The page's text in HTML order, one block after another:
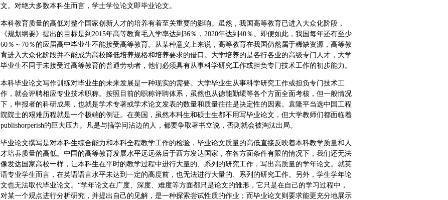
文。对绝大多数本科生而言，学士学位论文即毕业论文。
本科教育质量的高低对整个国家创新人才的培养有着至关重要的影响。虽然，我国高等教育已进入大众化阶段，
《规划纲要》提出的目标是到2015年高等教育毛入学率达到36％，2020年达到40％。即便如此，我国每年还有至少
60％～70％的应届高中毕业生不能接受高等教育。从某种意义上来说，高等教育在我国仍然属于稀缺资源，高等教
育进入大众化阶段并不能成为高校降低培养规格和培养要求的借口。大学培养的是各行各业的高级专门人才，大学
毕业生不同于未接受过高等教育的普通劳动者，他们必须具有从事科学研究工作或担负专门技术工作的初步能力。
本科毕业论文写作训练对毕业生的未来发展是一种现实的需要。大学毕业生从事科学研究工作或担负专门技术工
作，就会评聘相应专业技术职称。按照目前的职称评聘体系，虽然也从德能勤绩等各个方面全面考核，但一般情况
下，申报者的科研成果，也就是学术专著或学术论文发表的数量和质量往往是决定性的因素。袁隆平当选中国工程
院院士的艰难历程就是一个极端的例证。在美国，虽然本科生和硕士生都不用写毕业论文，但大学教师们都面临着
publishorperish的巨大压力。凡是与搞学问沾边的人，都要争取著书立说，否则就会被淘汰出局。
毕业论文撰写是对本科生综合能力和本科全程教学工作的检验，毕业论文质量的高低直接反映着本科教学质量和人
才培养质量的高低。中国的高等教育发展水平远远落后于西方发达国家，在各方面条件有限的情况下，我们还无法
像发达国家高校一样，让本科生在平时的教学过程中进行大量的、系列的研究工作，写出高质量的学年论文。就英
语专业学生而言，在英语语言水平未达到一定的高度前，也无法进行大量的、系列的研究工作。另外，学生学年论
文也无法取代毕业论文。“学年论文在广度、深度、难度等方面都只是论文的雏形，它只是在自己的学习过程中，
对某一个观点进行分析研究，并提出自己的见解，是一种探索尝试性质的作业；而毕业论文则要求能更充分地展示